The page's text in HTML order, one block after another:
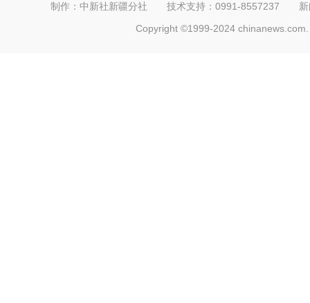
制作：中新社新疆分社 技术支持：0991-8557237
Copyright ©1999-2024